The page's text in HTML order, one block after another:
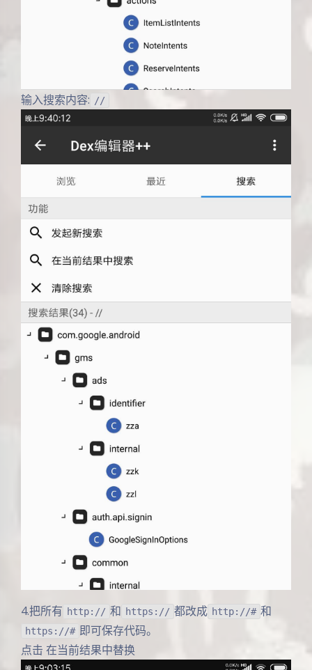
输入搜索内容: //
4.把所有 http:// 和 https:// 都改成 http://# 和
https://# 即可保存代码。
点击 在当前结果中替换